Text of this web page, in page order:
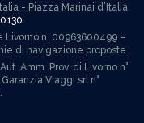
- Piazza Marinai d’Italia,
Livorno n. 00963600499 –
di navigazione proposte.
Amm. Prov. di Livorno n°
Viaggi srl n°